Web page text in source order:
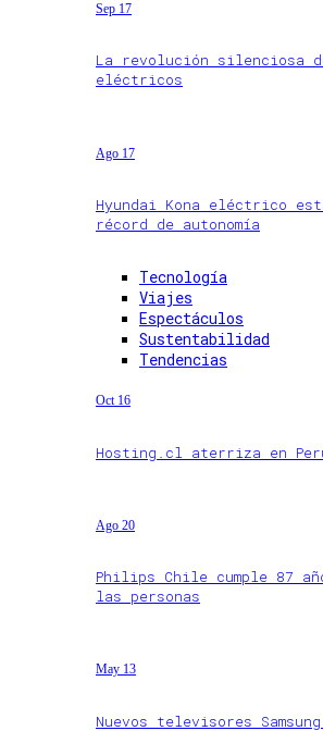
Sep 17
La revolución silenciosa
eléctricos
Ago 17
Hyundai Kona eléctrico
récord de autonomía
Tecnología
Viajes
Espectáculos
Sustentabilidad
Tendencias
Oct 16
Hosting.cl aterriza en
Ago 20
Philips Chile cumple 87
las personas
May 13
Nuevos televisores